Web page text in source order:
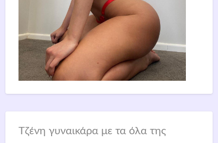
Τζένη γυναικάρα με τα όλα της